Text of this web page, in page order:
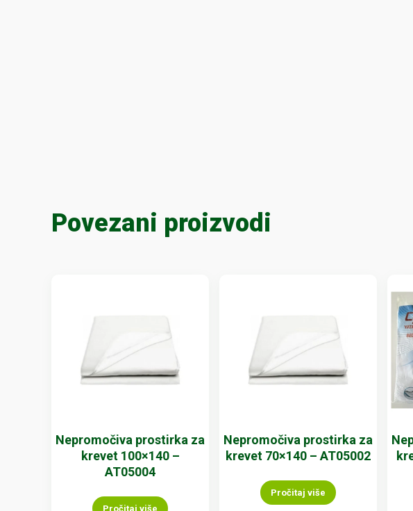
Povezani proizvodi
Nepromočiva prostirka za
krevet 100×140 –
AT05004
Pročitaj više
Nepromočiva prostirka za
krevet 70×140 – AT05002
Pročitaj više